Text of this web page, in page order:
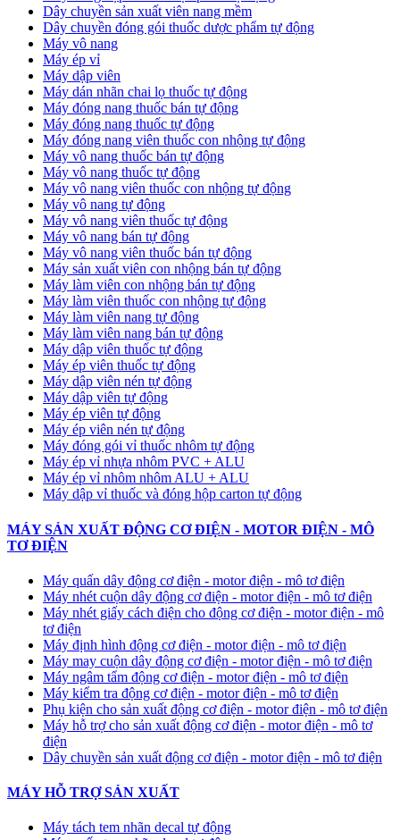
Dây chuyền sản xuất viên nang mềm
Dây chuyền đóng gói thuốc dược phẩm tự động
Máy vô nang
Máy ép vỉ
Máy dập viên
Máy dán nhãn chai lọ thuốc tự động
Máy đóng nang thuốc bán tự động
Máy đóng nang thuốc tự động
Máy đóng nang viên thuốc con nhộng tự động
Máy vô nang thuốc bán tự động
Máy vô nang thuốc tự động
Máy vô nang viên thuốc con nhộng tự động
Máy vô nang tự động
Máy vô nang viên thuốc tự động
Máy vô nang bán tự động
Máy vô nang viên thuốc bán tự động
Máy sản xuất viên con nhộng bán tự động
Máy làm viên con nhộng bán tự động
Máy làm viên thuốc con nhộng tự động
Máy làm viên nang tự động
Máy làm viên nang bán tự động
Máy dập viên thuốc tự động
​Máy ép viên thuốc tự động
​Máy dập viên nén tự động
​Máy dập viên tự động
Máy ép viên tự động
​Máy ép viên nén tự động
Máy đóng gói vỉ thuốc nhôm tự động
​Máy ép vỉ nhựa nhôm PVC + ALU
​Máy ép vỉ nhôm nhôm ALU + ALU
Máy dập vỉ thuốc và đóng hộp carton tự động
MÁY SẢN XUẤT ĐỘNG CƠ ĐIỆN - MOTOR ĐIỆN - MÔ
TƠ ĐIỆN
Máy quấn dây động cơ điện - motor điện - mô tơ điện
Máy nhét cuộn dây động cơ điện - motor điện - mô tơ điện
Máy nhét giấy cách điện cho động cơ điện - motor điện - mô
tơ điện
Máy định hình động cơ điện - motor điện - mô tơ điện
Máy may cuộn dây động cơ điện - motor điện - mô tơ điện
Máy ngâm tẩm động cơ điện - motor điện - mô tơ điện
Máy kiểm tra động cơ điện - motor điện - mô tơ điện
Phụ kiện cho sản xuất động cơ điện - motor điện - mô tơ điện
Máy hỗ trợ cho sản xuất động cơ điện - motor điện - mô tơ
điện
Dây chuyền sản xuất động cơ điện - motor điện - mô tơ điện
MÁY HỖ TRỢ SẢN XUẤT
Máy tách tem nhãn decal tự động